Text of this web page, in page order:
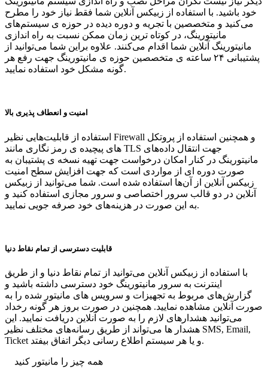
خود باشید. با استفاده از زبیکس آنلاین شما فقط نیاز خود را مطرح
می‌کنید و متخصصین با تجریه و دوره دیده در حوزه ی سیستم‌های
مانیتورینگ، در کوتاه ترین زمان ممکن نسبت به راه اندازی
مانیتورینگ آنلاین شما اقدام می‌کنند. علاوه براین شما می‌توانید از
پشتیبانی ۲۴ ساعته ی متخصصین حوزه ی مانیتورینگ جهت رفع هر
گونه مشکل خود استفاده نمایید.
امنیت و انعطاف پذیری بالا
استفاده از قابلیت‌هایی نظیر Firewall و همچنین استفاده از پروتکل
های پیچیده ی رمز نگاری مانند TLS جهت انتقال داده‌های
مانیتورینگ در کنار امکان درخواست جهت تهیه نسخه ی پشتیبان به
صورت دوره ای از مواردی است که جهت افزایش سطح امنیت
زبیکس آنلاین از آن‌ها استفاده شده است. شما می‌توانید از زبیکس
آنلاین در دو قالب سرور اختصاصی و سرور مجازی استفاده کنید و
به این صورت در هزینه‌های خود صرفه جویی نمایید.
قابلیت دسترسی از تمام نقاط دنیا
با استفاده از زبیکس آنلاین می‌توانید از تمام نقاط دنیا و از طریق
اینترنت به سرور مانیتورینگ خود دسترسی داشته باشید و
گزارش‌های مربوط به تجهیزات و سرویس های مانیتور شده را به
صورت آنلاین مشاهده نمایید. همچنین در صورت بروز هر گونه رخداد
می‌توانید هشدارهای لازم را به صورت آنلاین دریافت نمایید. این
هشدار ها می‌تواند از طریق رسانه‌های مختلف نظیر SMS, Email,
Ticket و یا هر سیستم اطلاع رسانی دیگر اتفاق بیفتد.
همه چیز را مانیتور کنید